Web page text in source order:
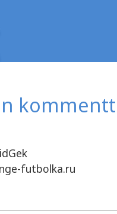
futbolka.ru